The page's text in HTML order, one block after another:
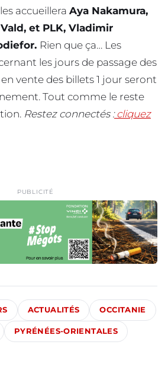
accueillera Aya Nakamura,
et PLK, Vladimir
Rien que ça… Les
les jours de passage des
vente des billets 1 jour seront
Tout comme le reste
Restez connectés :cliquez
PUBLICITÉ
ACTUALITÉS OCCITANIE
PYRÉNÉES-ORIENTALES